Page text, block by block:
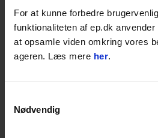
For at kunne forbedre
funktionaliteten af ep.dk
at opsamle viden omkring vores
ageren. Læs mere her.
Nødvendig
Til næsten
4-15 dages